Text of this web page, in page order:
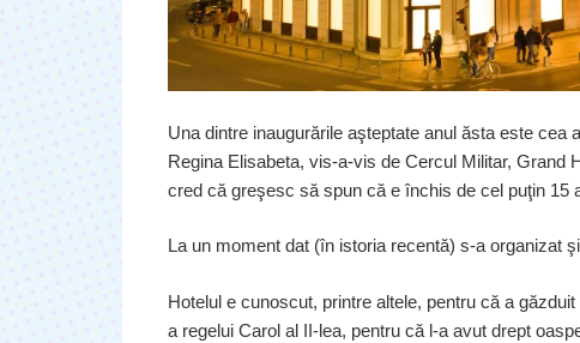
Una dintre inaugurările aşteptate anul ăsta este cea
Regina Elisabeta, vis-a-vis de Cercul Militar, Grand
cred că greşesc să spun că e închis de cel puţin 15
La un moment dat (în istoria recentă) s-a organizat
Hotelul e cunoscut, printre altele, pentru că a
a regelui Carol al II-lea, pentru că l-a avut drept